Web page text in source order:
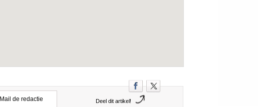
Mail de redactie Deel dit artikel!